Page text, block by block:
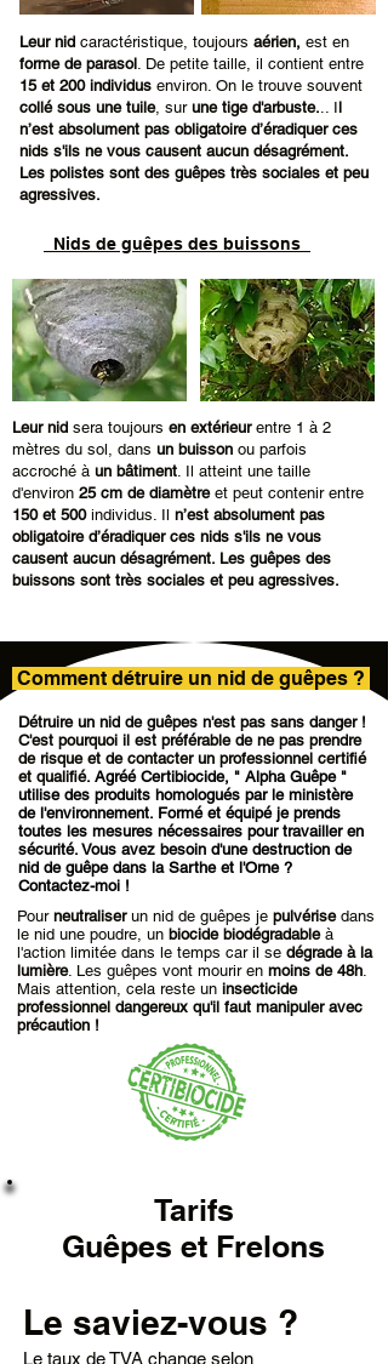
Leur nid caractéristique, toujours aérien, est en
forme de parasol. De petite taille, il contient entre
15 et 200 individus environ. On le trouve souvent
collé sous une tuile, surune tige d'arbuste... Il
n’est absolument pas obligatoire d’éradiquer ces
nids s'ils ne vous causent aucun désagrément.
Les polistes sont des guêpes très sociales et peu
agressives.
Nids de guêpes des buissons
Leur nid sera toujours en extérieurentre 1 à 2
mètres du sol, dans un buisson ou parfois
accroché à un bâtiment. Il atteint une taille
d'environ 25 cm de diamètre et peut contenir entre
150 et 500individus. Il n’est absolument pas
obligatoire d’éradiquer ces nids s'ils ne vous
causent aucun désagrément. Les guêpes des
buissons sont très sociales et peu agressives.
Comment détruire un nid de guêpes ?
Détruire un nid de guêpes n'est pas sans danger !
C'est pourquoi il est préférable de ne pas prendre
de risque et de contacter un professionnel certifié
et qualifié. Agréé Certibiocide, " Alpha Guêpe "
utilise des produits homologués par le ministère
de l'environnement. Formé et équipé je prends
toutes les mesures nécessaires pour travailler en
sécurité. Vous avez besoin d'une destruction de
nid de guêpe dans la Sarthe et l'Orne ?
Contactez-moi !
Pour neutraliserun nid de guêpes je pulvérisedans
le nid une poudre, un biocide biodégradable à
l'action limitée dans le temps car il se dégrade à la
lumière. Les guêpes vont mourir en moins de 48h.
Mais attention, cela reste un insecticide
professionnel dangereux qu'il faut manipuler avec
précaution !
Tarifs
Guêpes et Frelons
Le saviez-vous ?
Le taux de TVA change selon